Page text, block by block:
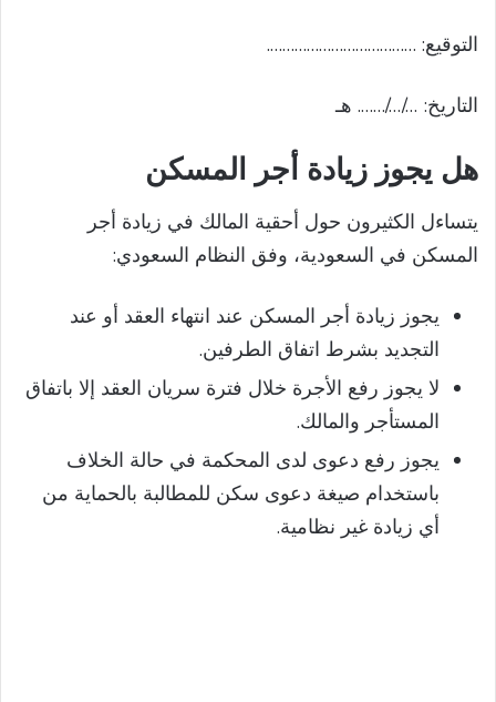
التوقيع: ……………………………….
التاريخ: …/…/……. هـ
هل يجوز زيادة أجر المسكن
يتساءل الكثيرون حول أحقية المالك في زيادة أجر
المسكن في السعودية، وفق النظام السعودي:
يجوز زيادة أجر المسكن عند انتهاء العقد أو عند
التجديد بشرط اتفاق الطرفين.
لا يجوز رفع الأجرة خلال فترة سريان العقد إلا باتفاق
المستأجر والمالك.
يجوز رفع دعوى لدى المحكمة في حالة الخلاف
باستخدام صيغة دعوى سكن للمطالبة بالحماية من
أي زيادة غير نظامية.